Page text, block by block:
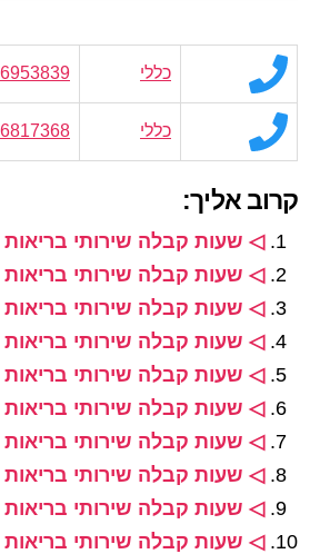
כללי
כללי
קרוב אליך:
◁ שעות קבלה שירותי בריאות
◁ שעות קבלה שירותי
◁ שעות קבלה שירותי
◁ שעות קבלה שירותי בריאות
◁ שעות קבלה שירותי
◁ שעות קבלה שירותי
◁ שעות קבלה שירותי בריאות
◁ שעות קבלה שירותי
◁ שעות קבלה שירותי בריאות
◁ שעות קבלה שירותי